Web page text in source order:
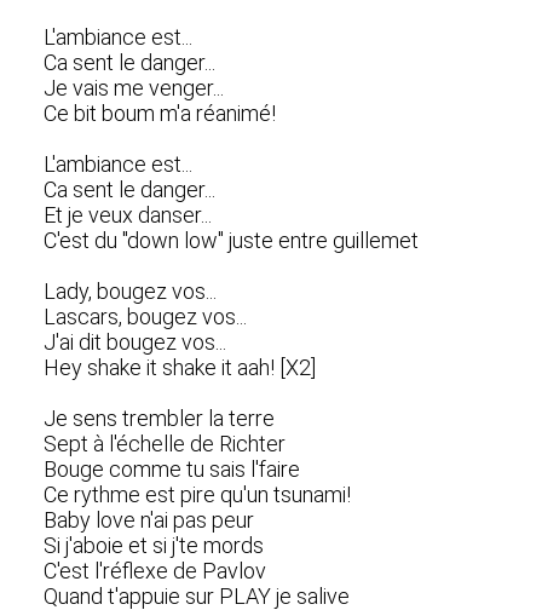
L'ambiance est...
Ca sent le danger...
Je vais me venger...
Ce bit boum m'a réanimé!
L'ambiance est...
Ca sent le danger...
Et je veux danser...
C'est du "down low" juste entre guillemet
Lady, bougez vos...
Lascars, bougez vos...
J'ai dit bougez vos...
Hey shake it shake it aah! [X2]
Je sens trembler la terre
Sept à l'échelle de Richter
Bouge comme tu sais l'faire
Ce rythme est pire qu'un tsunami!
Baby love n'ai pas peur
Si j'aboie et si j'te mords
C'est l'réflexe de Pavlov
Quand t'appuie sur PLAY je salive